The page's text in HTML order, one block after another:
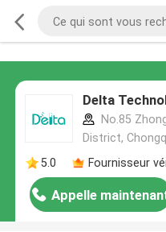
Delta
No.85
District,
5.0
Fournisseur
Appelle